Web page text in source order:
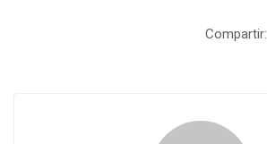
Compartir: